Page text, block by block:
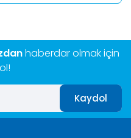
haberdar olmak için
Kaydol